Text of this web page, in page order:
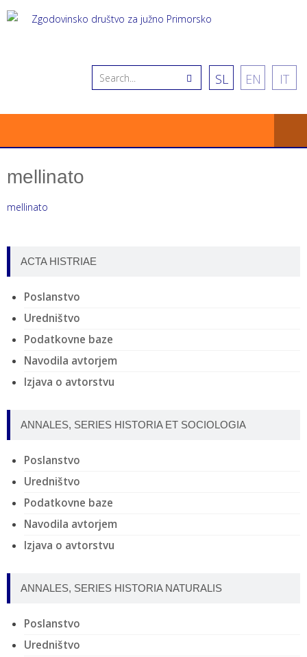
SL EN IT
mellinato
mellinato
ACTA HISTRIAE
Poslanstvo
Uredništvo
Podatkovne baze
Navodila avtorjem
Izjava o avtorstvu
ANNALES, SERIES HISTORIA ET SOCIOLOGIA
Poslanstvo
Uredništvo
Podatkovne baze
Navodila avtorjem
Izjava o avtorstvu
ANNALES, SERIES HISTORIA NATURALIS
Poslanstvo
Uredništvo